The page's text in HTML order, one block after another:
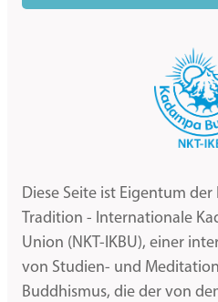
Diese Seite ist Eigentum
Tradition - Internationale
Union (NKT-IKBU), einer
von Studien- und
Buddhismus, die der von